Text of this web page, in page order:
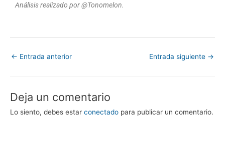
d
Análisis realizado por @Tonomelon.
← Entrada anterior Entrada siguiente →
Deja un comentario
Lo siento, debes estar conectado para publicar un comentario.